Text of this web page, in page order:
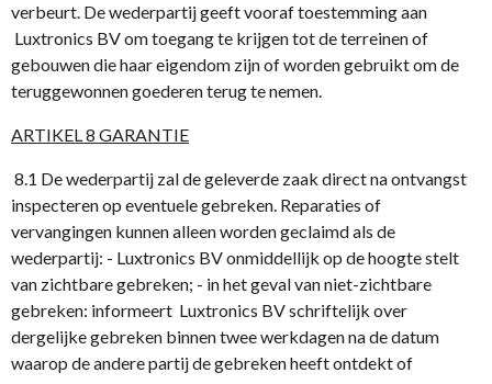
verbeurt. De wederpartij geeft vooraf toestemming aan
Luxtronics BV om toegang te krijgen tot de terreinen of
gebouwen die haar eigendom zijn of worden gebruikt om de
teruggewonnen goederen terug te nemen.
ARTIKEL 8 GARANTIE
8.1 De wederpartij zal de geleverde zaak direct na ontvangst
inspecteren op eventuele gebreken. Reparaties of
vervangingen kunnen alleen worden geclaimd als de
wederpartij: - Luxtronics BV onmiddellijk op de hoogte stelt
van zichtbare gebreken; - in het geval van niet-zichtbare
gebreken: informeert Luxtronics BV schriftelijk over
dergelijke gebreken binnen twee werkdagen na de datum
waarop de andere partij de gebreken heeft ontdekt of